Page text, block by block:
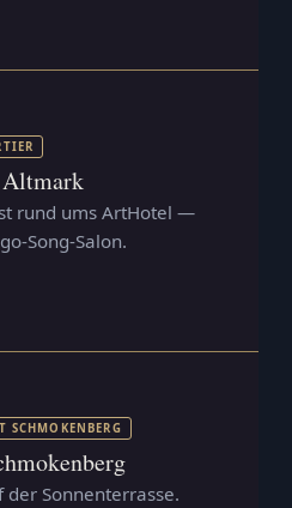
ÖFFNET IN NEUEM TAB)
rund ums ArtHotel —
Song-Salon.
SCHMOKENBERG
Sonnenterrasse.